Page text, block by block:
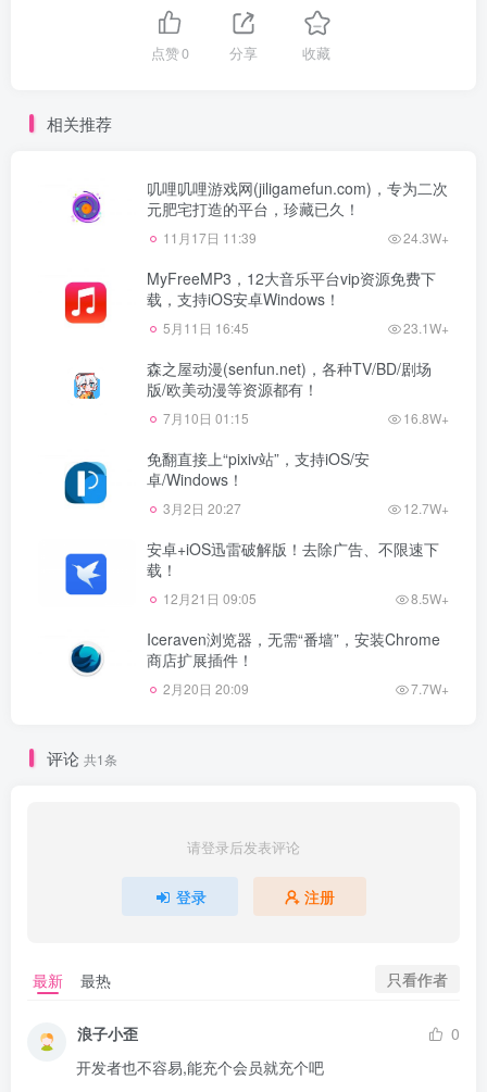
点赞0 分享 收藏
相关推荐
叽哩叽哩游戏网(jiligamefun.com)，专为二次
元肥宅打造的平台，珍藏已久！
11月17日 11:39 24.3W+
MyFreeMP3，12大音乐平台vip资源免费下
载，支持iOS安卓Windows！
5月11日 16:45 23.1W+
森之屋动漫(senfun.net)，各种TV/BD/剧场
版/欧美动漫等资源都有！
7月10日 01:15 16.8W+
免翻直接上“pixiv站”，支持iOS/安
卓/Windows！
3月2日 20:27 12.7W+
安卓+iOS迅雷破解版！去除广告、不限速下
载！
12月21日 09:05 8.5W+
Iceraven浏览器，无需“番墙”，安装Chrome
商店扩展插件！
2月20日 20:09 7.7W+
评论 共1条
请登录后发表评论
登录 注册
最新 最热 只看作者
浪子小歪
0
开发者也不容易,能充个会员就充个吧